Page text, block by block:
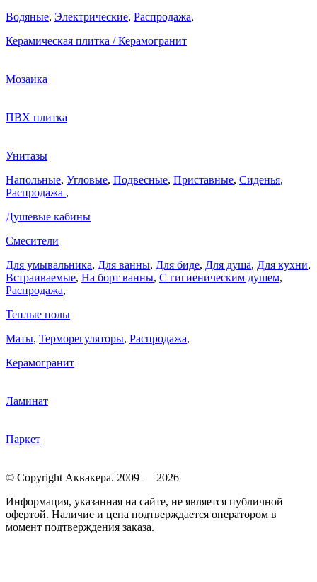
Водяные, Электрические, Распродажа,
Керамическая плитка / Керамогранит
Мозаика
ПВХ плитка
Унитазы
Напольные, Угловые, Подвесные, Приставные, Сиденья,
Распродажа ,
Душевые кабины
Смесители
Для умывальника, Для ванны, Для биде, Для душа, Для кухни,
Встраиваемые, На борт ванны, C гигиеническим душем,
Распродажа,
Теплые полы
Маты, Терморегуляторы, Распродажа,
Керамогранит
Ламинат
Паркет
© Copyright Аквакера. 2009 — 2026
Информация, указанная на сайте, не является публичной
офертой. Наличие и цена подтверждается оператором в
момент подтверждения заказа.